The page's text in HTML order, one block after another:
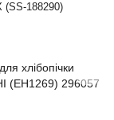
(SS-188290)